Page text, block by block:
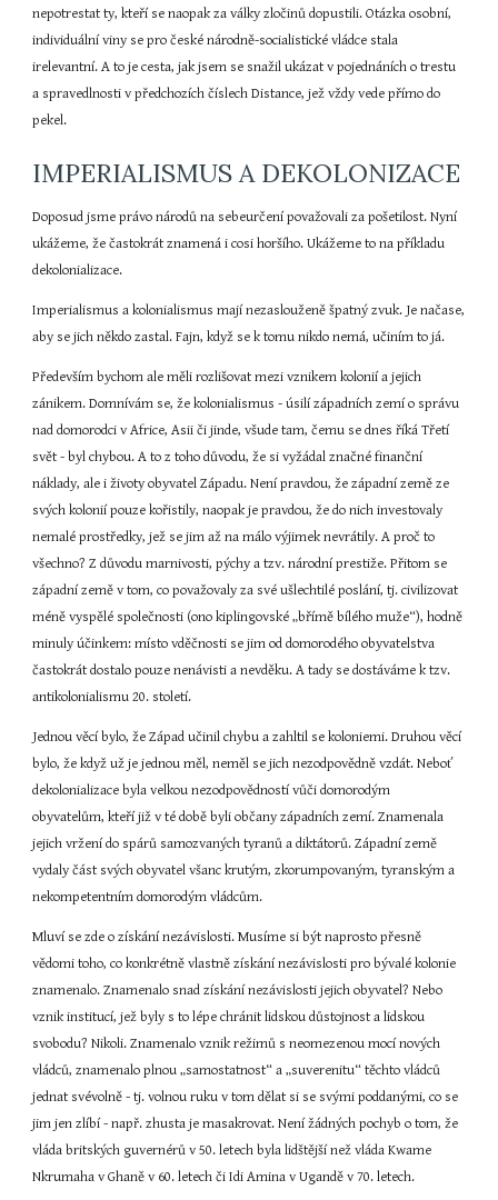
nepotrestat ty, kteří se naopak za války zločinů dopustili. Otázka osobní,
individuální viny se pro české národně-socialistické vládce stala
irelevantní. A to je cesta, jak jsem se snažil ukázat v pojednáních o trestu
a spravedlnosti v předchozích číslech Distance, jež vždy vede přímo do
pekel.
IMPERIALISMUS A DEKOLONIZACE
Doposud jsme právo národů na sebeurčení považovali za pošetilost. Nyní
ukážeme, že častokrát znamená i cosi horšího. Ukážeme to na příkladu
dekolonializace.
Imperialismus a kolonialismus mají nezaslouženě špatný zvuk. Je načase,
aby se jich někdo zastal. Fajn, když se k tomu nikdo nemá, učiním to já.
Především bychom ale měli rozlišovat mezi vznikem kolonií a jejich
zánikem. Domnívám se, že kolonialismus - úsilí západních zemí o správu
nad domorodci v Africe, Asii či jinde, všude tam, čemu se dnes říká Třetí
svět - byl chybou. A to z toho důvodu, že si vyžádal značné finanční
náklady, ale i životy obyvatel Západu. Není pravdou, že západní země ze
svých kolonií pouze kořistily, naopak je pravdou, že do nich investovaly
nemalé prostředky, jež se jim až na málo výjimek nevrátily. A proč to
všechno? Z důvodu marnivosti, pýchy a tzv. národní prestiže. Přitom se
západní země v tom, co považovaly za své ušlechtilé poslání, tj. civilizovat
méně vyspělé společnosti (ono kiplingovské „břímě bílého muže“), hodně
minuly účinkem: místo vděčnosti se jim od domorodého obyvatelstva
častokrát dostalo pouze nenávisti a nevděku. A tady se dostáváme k tzv.
antikolonialismu 20. století.
Jednou věcí bylo, že Západ učinil chybu a zahltil se koloniemi. Druhou věcí
bylo, že když už je jednou měl, neměl se jich nezodpovědně vzdát. Neboť
dekolonializace byla velkou nezodpovědností vůči domorodým
obyvatelům, kteří již v té době byli občany západních zemí. Znamenala
jejich vržení do spárů samozvaných tyranů a diktátorů. Západní země
vydaly část svých obyvatel všanc krutým, zkorumpovaným, tyranským a
nekompetentním domorodým vládcům.
Mluví se zde o získání nezávislosti. Musíme si být naprosto přesně
vědomi toho, co konkrétně vlastně získání nezávislosti pro bývalé kolonie
znamenalo. Znamenalo snad získání nezávislosti jejich obyvatel? Nebo
vznik institucí, jež byly s to lépe chránit lidskou důstojnost a lidskou
svobodu? Nikoli. Znamenalo vznik režimů s neomezenou mocí nových
vládců, znamenalo plnou „samostatnost“ a „suverenitu“ těchto vládců
jednat svévolně - tj. volnou ruku v tom dělat si se svými poddanými, co se
jim jen zlíbí - např. zhusta je masakrovat. Není žádných pochyb o tom, že
vláda britských guvernérů v 50. letech byla lidštější než vláda Kwame
Nkrumaha v Ghaně v 60. letech či Idi Amina v Ugandě v 70. letech.